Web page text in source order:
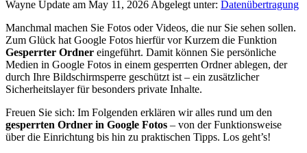
Wayne Update am May 11, 2026 Abgelegt unter: Datenübertragung
Manchmal machen Sie Fotos oder Videos, die nur Sie sehen sollen.
Zum Glück hat Google Fotos hierfür vor Kurzem die Funktion
Gesperrter Ordner eingeführt. Damit können Sie persönliche
Medien in Google Fotos in einem gesperrten Ordner ablegen, der
durch Ihre Bildschirmsperre geschützt ist – ein zusätzlicher
Sicherheitslayer für besonders private Inhalte.
Freuen Sie sich: Im Folgenden erklären wir alles rund um den
gesperrten Ordner in Google Fotos – von der Funktionsweise
über die Einrichtung bis hin zu praktischen Tipps. Los geht’s!